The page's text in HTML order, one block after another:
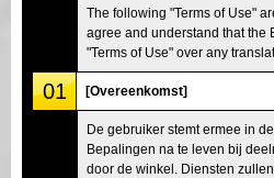
Tokio Asakusa
Okinawa
The following "Terms of Use"
agree and understand that the
"Terms of Use" over any
01 [Overeenkomst]
De gebruiker stemt ermee in
Bepalingen na te leven bij
door de winkel. Diensten